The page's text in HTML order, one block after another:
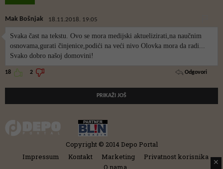
Mak Bošnjak 18.11.2018. 19:05
Svaka čast na tekstu. Ovo se mora medijski aktuelizirati,na naučnim
osnovama,gurati činjenice,podići na veći nivo Olovka mora da radi...
Svako dobro našoj domovini!
18 2 Odgovori
PRIKAŽI JOŠ
Copyright © 2014 Depo Portal
Impressum
Kontakt Marketing
Privatnost korisnika
O nama
✕